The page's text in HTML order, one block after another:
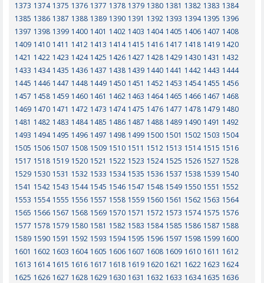
1373 1374 1375 1376 1377 1378 1379 1380 1381 1382 1383 1384
1385 1386 1387 1388 1389 1390 1391 1392 1393 1394 1395 1396
1397 1398 1399 1400 1401 1402 1403 1404 1405 1406 1407 1408
1409 1410 1411 1412 1413 1414 1415 1416 1417 1418 1419 1420
1421 1422 1423 1424 1425 1426 1427 1428 1429 1430 1431 1432
1433 1434 1435 1436 1437 1438 1439 1440 1441 1442 1443 1444
1445 1446 1447 1448 1449 1450 1451 1452 1453 1454 1455 1456
1457 1458 1459 1460 1461 1462 1463 1464 1465 1466 1467 1468
1469 1470 1471 1472 1473 1474 1475 1476 1477 1478 1479 1480
1481 1482 1483 1484 1485 1486 1487 1488 1489 1490 1491 1492
1493 1494 1495 1496 1497 1498 1499 1500 1501 1502 1503 1504
1505 1506 1507 1508 1509 1510 1511 1512 1513 1514 1515 1516
1517 1518 1519 1520 1521 1522 1523 1524 1525 1526 1527 1528
1529 1530 1531 1532 1533 1534 1535 1536 1537 1538 1539 1540
1541 1542 1543 1544 1545 1546 1547 1548 1549 1550 1551 1552
1553 1554 1555 1556 1557 1558 1559 1560 1561 1562 1563 1564
1565 1566 1567 1568 1569 1570 1571 1572 1573 1574 1575 1576
1577 1578 1579 1580 1581 1582 1583 1584 1585 1586 1587 1588
1589 1590 1591 1592 1593 1594 1595 1596 1597 1598 1599 1600
1601 1602 1603 1604 1605 1606 1607 1608 1609 1610 1611 1612
1613 1614 1615 1616 1617 1618 1619 1620 1621 1622 1623 1624
1625 1626 1627 1628 1629 1630 1631 1632 1633 1634 1635 1636